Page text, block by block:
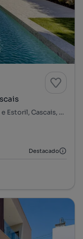
Rua das Violetas, Areia - Birre, Cascais e Estoril, Cascais, Lisboa
Destacado